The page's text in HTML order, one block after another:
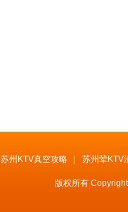
苏州KTV真空攻略 苏州荤KTV
版权所有